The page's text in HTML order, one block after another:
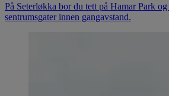
På Seterløkka bor du tett på Hamar Park
sentrumsgater innen gangavstand.